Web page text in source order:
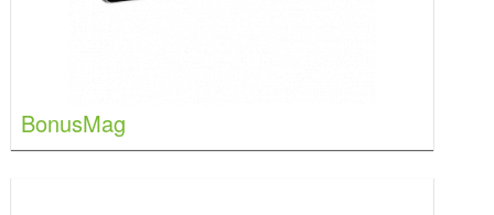
BonusMag